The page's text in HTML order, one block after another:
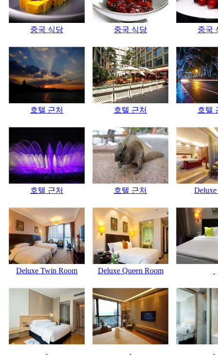
중국 식당 중국 식당 중국
호텔 근처 호텔 근처 호텔
호텔 근처 호텔 근처 Deluxe
Deluxe Twin Room Deluxe Queen Room